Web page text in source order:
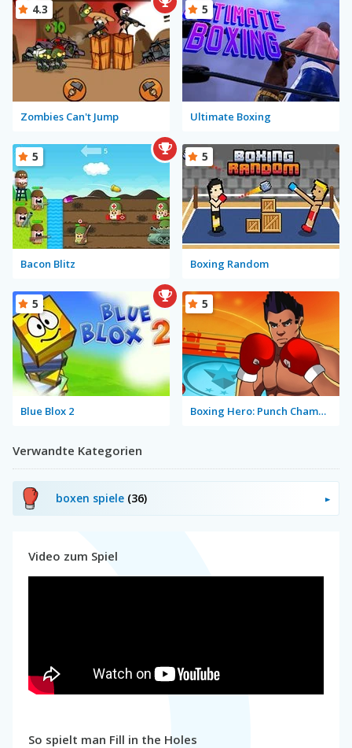
Zombies Can't Jump
4.3
Ultimate Boxing
5
Bacon Blitz
5
Boxing Random
5
Blue Blox 2
5
Boxing Hero: Punch Champions
5
Verwandte Kategorien
boxen spiele (36)
Video zum Spiel
So spielt man Fill in the Holes